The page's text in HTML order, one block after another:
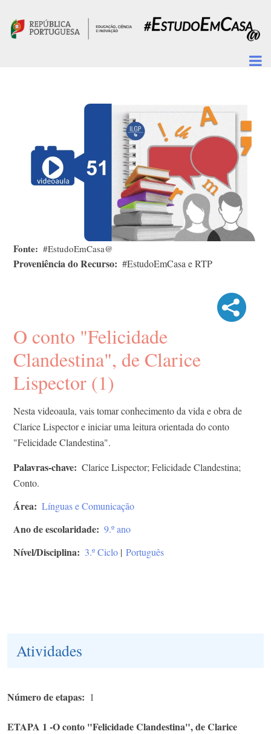
Fonte #EstudoEmCasa@
Proveniência do Recurso #EstudoEmCasa e RTP
O conto "Felicidade
Clandestina", de Clarice
Lispector (1)
Nesta videoaula, vais tomar conhecimento da vida e obra de
Clarice Lispector e iniciar uma leitura orientada do conto
"Felicidade Clandestina".
Palavras-chave
Clarice Lispector; Felicidade Clandestina;
Conto.
Área Línguas e Comunicação
Ano de escolaridade 9.º ano
Nível/Disciplina 3.º Ciclo | Português
Atividades
Número de etapas 1
ETAPA 1 -O conto "Felicidade Clandestina", de Clarice